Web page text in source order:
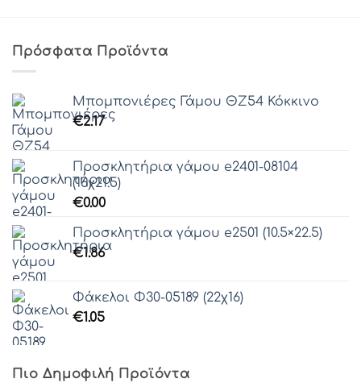
Πρόσφατα Προϊόντα
Μπομπονιέρες Γάμου ΘZ54 Κόκκινο
€2.17
Προσκλητήρια γάμου e2401-08104
(16χ21.5)
€0.00
Προσκλητήρια γάμου e2501 (10.5×22.5)
€1.86
Φάκελοι Φ30-05189 (22χ16)
€1.05
Πιο Δημοφιλή Προϊόντα